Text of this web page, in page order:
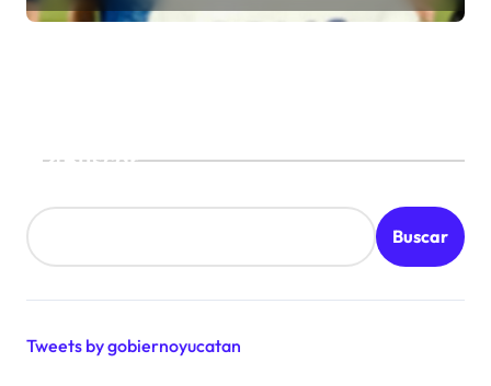
Buscar
Buscar
Tweets by gobiernoyucatan